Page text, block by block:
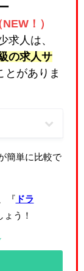
！）
求人は、
の求人サ
とがありま
簡単に比較で
『 ドラ
う！